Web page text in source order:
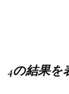
4の結果を